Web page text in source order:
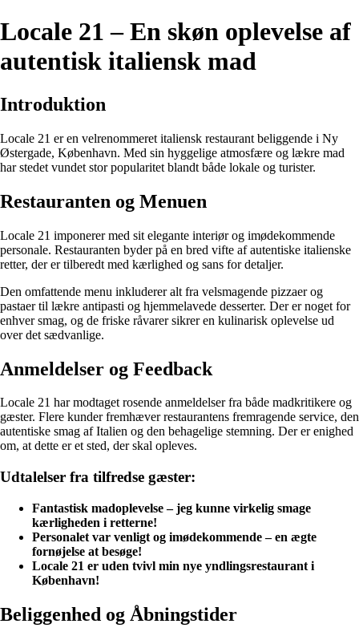
Locale 21 – En skøn oplevelse af
autentisk italiensk mad
Introduktion
Locale 21 er en velrenommeret italiensk restaurant beliggende i Ny
Østergade, København. Med sin hyggelige atmosfære og lækre mad
har stedet vundet stor popularitet blandt både lokale og turister.
Restauranten og Menuen
Locale 21 imponerer med sit elegante interiør og imødekommende
personale. Restauranten byder på en bred vifte af autentiske italienske
retter, der er tilberedt med kærlighed og sans for detaljer.
Den omfattende menu inkluderer alt fra velsmagende pizzaer og
pastaer til lækre antipasti og hjemmelavede desserter. Der er noget for
enhver smag, og de friske råvarer sikrer en kulinarisk oplevelse ud
over det sædvanlige.
Anmeldelser og Feedback
Locale 21 har modtaget rosende anmeldelser fra både madkritikere og
gæster. Flere kunder fremhæver restaurantens fremragende service, den
autentiske smag af Italien og den behagelige stemning. Der er enighed
om, at dette er et sted, der skal opleves.
Udtalelser fra tilfredse gæster:
Fantastisk madoplevelse – jeg kunne virkelig smage
kærligheden i retterne!
Personalet var venligt og imødekommende – en ægte
fornøjelse at besøge!
Locale 21 er uden tvivl min nye yndlingsrestaurant i
København!
Beliggenhed og Åbningstider